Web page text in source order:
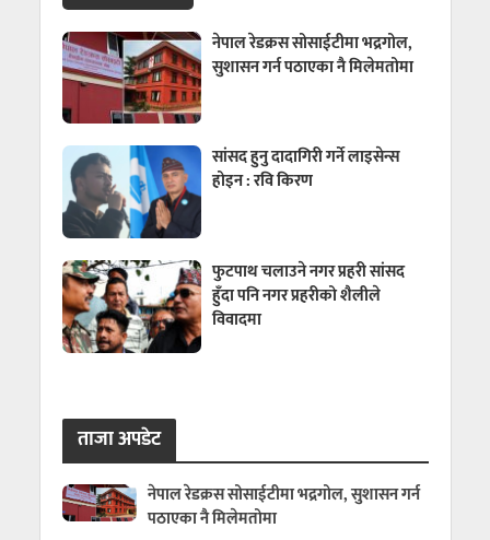
नेपाल रेडक्रस सोसाईटीमा भद्रगोल,
सुशासन गर्न पठाएका नै मिलेमतोमा
सांसद हुनु दादागिरी गर्ने लाइसेन्स
होइन : रवि किरण
फुटपाथ चलाउने नगर प्रहरी सांसद
हुँदा पनि नगर प्रहरीको शैलीले
विवादमा
ताजा अपडेट
नेपाल रेडक्रस सोसाईटीमा भद्रगोल, सुशासन गर्न
पठाएका नै मिलेमतोमा